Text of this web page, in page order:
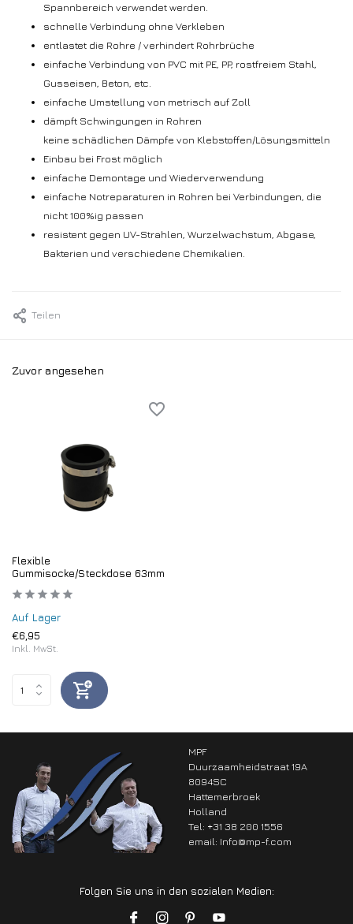
Spannbereich verwendet werden.
schnelle Verbindung ohne Verkleben
entlastet die Rohre / verhindert Rohrbrüche
einfache Verbindung von PVC mit PE, PP, rostfreiem Stahl,
Gusseisen, Beton, etc.
einfache Umstellung von metrisch auf Zoll
dämpft Schwingungen in Rohren
keine schädlichen Dämpfe von Klebstoffen/Lösungsmitteln
Einbau bei Frost möglich
einfache Demontage und Wiederverwendung
einfache Notreparaturen in Rohren bei Verbindungen, die
nicht 100%ig passen
resistent gegen UV-Strahlen, Wurzelwachstum, Abgase,
Bakterien und verschiedene Chemikalien.
Teilen
Zuvor angesehen
Flexible
Gummisocke/Steckdose 63mm
Auf Lager
€6,95
Inkl. MwSt.
MPF
Duurzaamheidstraat 19A
8094SC
Hattemerbroek
Holland
Tel: +31 38 200 1556
email: Info@mp-f.com
Folgen Sie uns in den sozialen Medien: